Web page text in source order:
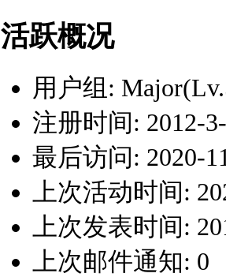
活跃概况
用户组:
注册时间: 2012-
最后访问: 2020-
上次活动时间:
上次发表时间:
上次邮件通知: 0